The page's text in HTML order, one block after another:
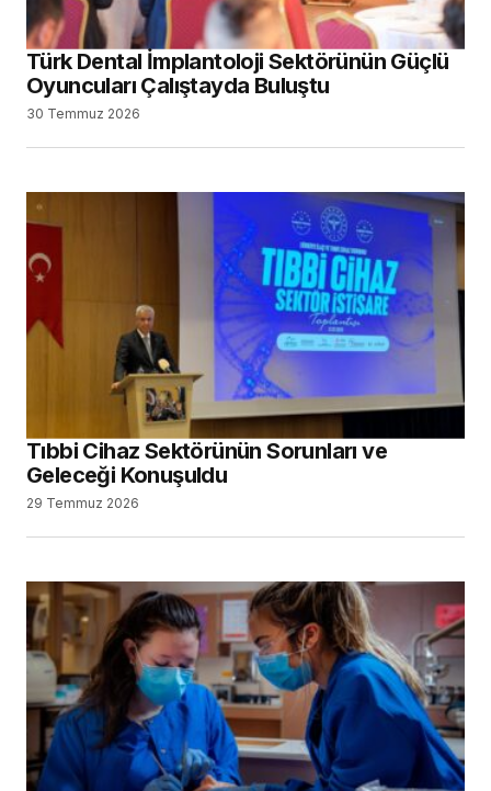
Türk Dental İmplantoloji Sektörünün Güçlü
Oyuncuları Çalıştayda Buluştu
30 Temmuz 2026
Tıbbi Cihaz Sektörünün Sorunları ve
Geleceği Konuşuldu
29 Temmuz 2026